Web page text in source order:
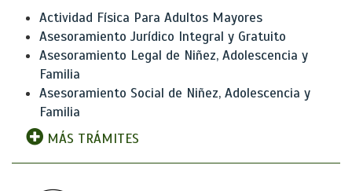
Actividad Física Para Adultos Mayores
Asesoramiento Jurídico Integral y Gratuito
Asesoramiento Legal de Niñez, Adolescencia y
Familia
Asesoramiento Social de Niñez, Adolescencia y
Familia
MÁS TRÁMITES